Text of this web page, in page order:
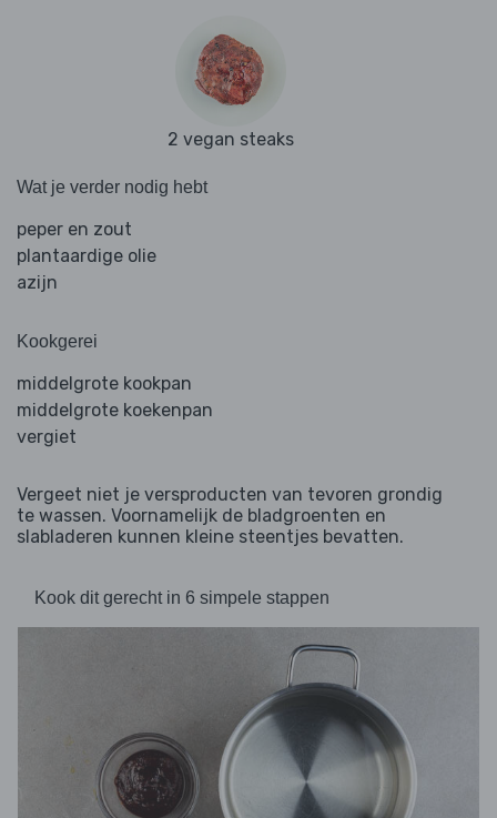
2 vegan steaks
Wat je verder nodig hebt
peper en zout
plantaardige olie
azijn
Kookgerei
middelgrote kookpan
middelgrote koekenpan
vergiet
Vergeet niet je versproducten van tevoren grondig
te wassen. Voornamelijk de bladgroenten en
slabladeren kunnen kleine steentjes bevatten.
Kook dit gerecht in 6 simpele stappen